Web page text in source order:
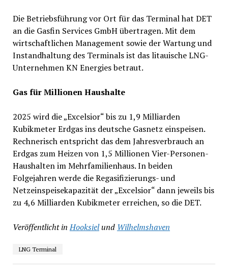
Die Betriebsführung vor Ort für das Terminal hat DET
an die Gasfin Services GmbH übertragen. Mit dem
wirtschaftlichen Management sowie der Wartung und
Instandhaltung des Terminals ist das litauische LNG-
Unternehmen KN Energies betraut.
Gas für Millionen Haushalte
2025 wird die „Excelsior“ bis zu 1,9 Milliarden
Kubikmeter Erdgas ins deutsche Gasnetz einspeisen.
Rechnerisch entspricht das dem Jahresverbrauch an
Erdgas zum Heizen von 1,5 Millionen Vier-Personen-
Haushalten im Mehrfamilienhaus. In beiden
Folgejahren werde die Regasifizierungs- und
Netzeinspeisekapazität der „Excelsior“ dann jeweils bis
zu 4,6 Milliarden Kubikmeter erreichen, so die DET.
Veröffentlicht in Hooksielund Wilhelmshaven
LNG Terminal